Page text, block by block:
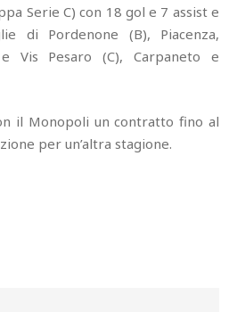
Serie C) con 18 gol e 7 assist e
di Pordenone (B), Piacenza,
e Vis Pesaro (C), Carpaneto e
il Monopoli un contratto fino al
per un’altra stagione.